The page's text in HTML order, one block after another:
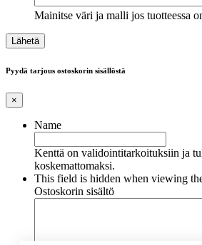
Mainitse väri ja malli jos tuotteessa
Pyydä tarjous ostoskorin sisällöstä
×
Name
Kenttä on validointitarkoituksiin ja
koskemattomaksi.
This field is hidden when viewing
Ostoskorin sisältö